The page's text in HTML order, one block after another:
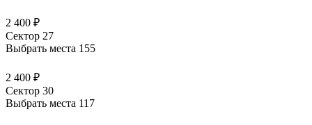
2 400 ₽
Сектор 27
Выбрать места 155
2 400 ₽
Сектор 30
Выбрать места 117